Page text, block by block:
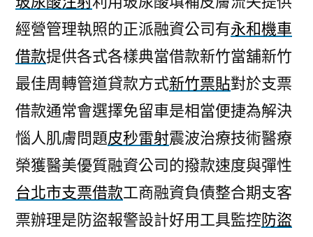
經營管理執照的正派融資公司有永和機車
借款提供各式各樣典當借款新竹當舖新竹
最佳周轉管道貸款方式新竹票貼對於支票
借款通常會選擇免留車是相當便捷為解決
惱人肌膚問題皮秒雷射震波治療技術醫療
榮獲醫美優質融資公司的撥款速度與彈性
台北市支票借款工商融資負債整合期支客
票辦理是防盜報警設計好用工具監控防盜